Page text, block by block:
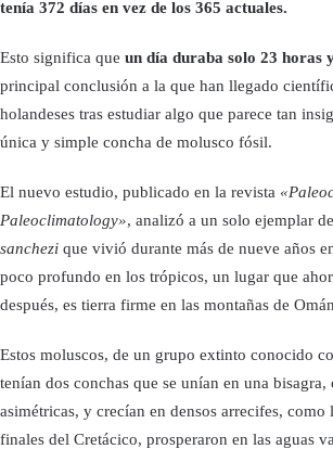
tenía 372 días en vez de los 365 actuales.
Esto significa que un día duraba solo 23 horas
principal conclusión a la que han llegado
holandeses tras estudiar algo que parece tan
única y simple concha de molusco fósil.
El nuevo estudio, publicado en la revista
Paleoclimatology», analizó a un solo ejemplar
sanchezi que vivió durante más de nueve años
poco profundo en los trópicos, un lugar que
después, es tierra firme en las montañas de
Estos moluscos, de un grupo extinto conocido
tenían dos conchas que se unían en una bisagra,
asimétricas, y crecían en densos arrecifes, como
finales del Cretácico, prosperaron en las aguas